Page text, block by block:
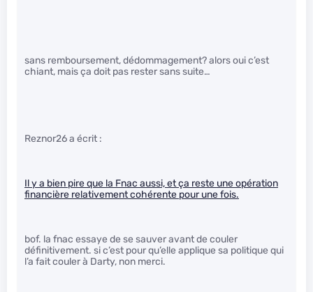
sans remboursement, dédommagement? alors oui c’est
chiant, mais ça doit pas rester sans suite…
Reznor26 a écrit :
Il y a bien pire que la Fnac aussi, et ça reste une opération
financière relativement cohérente pour une fois.
bof. la fnac essaye de se sauver avant de couler
définitivement. si c’est pour qu’elle applique sa politique qui
l’a fait couler à Darty, non merci.